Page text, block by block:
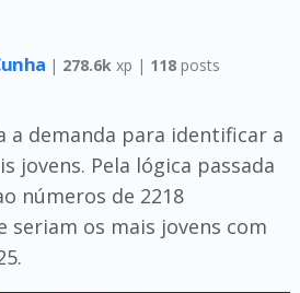
| 278.6k xp | 118posts
a demanda para identificar a
jovens. Pela lógica passada
números de 2218
seriam os mais jovens com